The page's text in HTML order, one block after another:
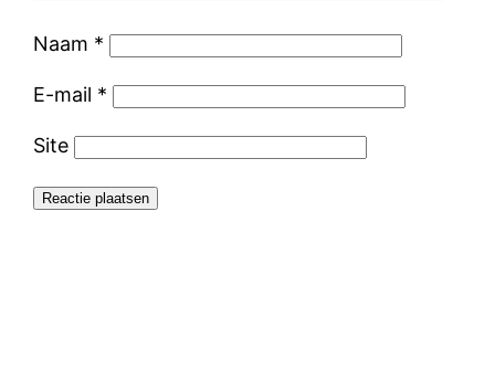
Naam *
E-mail *
Site